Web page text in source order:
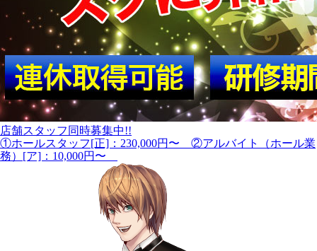
店舗スタッフ同時募集中!!
①ホールスタッフ[正]：230,000円〜 ②アルバイト（ホール業
務）[ア]：10,000円〜